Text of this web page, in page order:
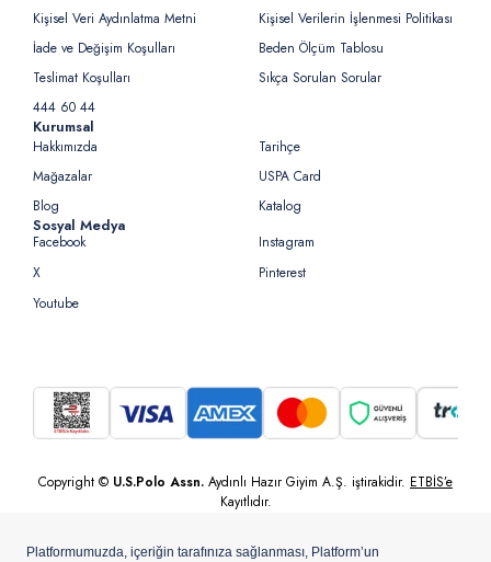
Kişisel Veri Aydınlatma Metni
Kişisel Verilerin İşlenmesi Politikası
İade ve Değişim Koşulları
Beden Ölçüm Tablosu
Teslimat Koşulları
Sıkça Sorulan Sorular
444 60 44
Kurumsal
Hakkımızda
Tarihçe
Mağazalar
USPA Card
Blog
Katalog
Sosyal Medya
Facebook
Instagram
X
Pinterest
Youtube
Copyright © U.S.Polo Assn. Aydınlı Hazır Giyim A.Ş. iştirakidir. ETBİS’e
Kayıtlıdır.